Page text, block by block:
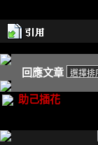
回應文章
助己插花